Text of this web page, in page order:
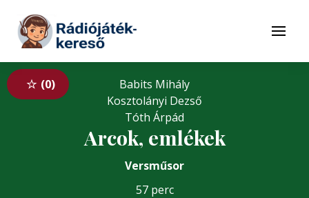
Tovább a tartalomhoz
Menü
0
Babits Mihály
Kosztolányi Dezső
Tóth Árpád
Arcok, emlékek
Versműsor
57 perc